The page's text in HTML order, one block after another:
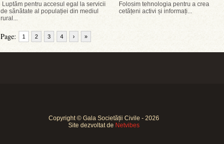
Luptăm pentru accesul egal la servicii
de sănătate al populației din mediul
rural...
Folosim tehnologia pentru a crea
cetățeni activi și informați...
Page: 1 2 3 4 › »
Copyright © Gala Societății Civile - 2026
Site dezvoltat de Netvibes